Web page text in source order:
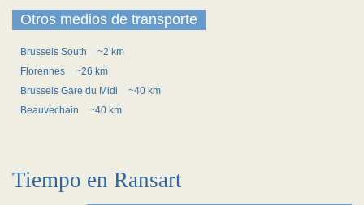
Otros medios de transporte
Brussels South
~2 km
Florennes
~26 km
Brussels Gare du Midi
~40 km
Beauvechain
~40 km
Tiempo en Ransart